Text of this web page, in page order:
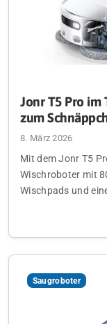
Jonr T5 Pro im
zum
8. März 2026
Mit dem Jonr T5
Wischroboter mit
Wischpads und
Saugroboter